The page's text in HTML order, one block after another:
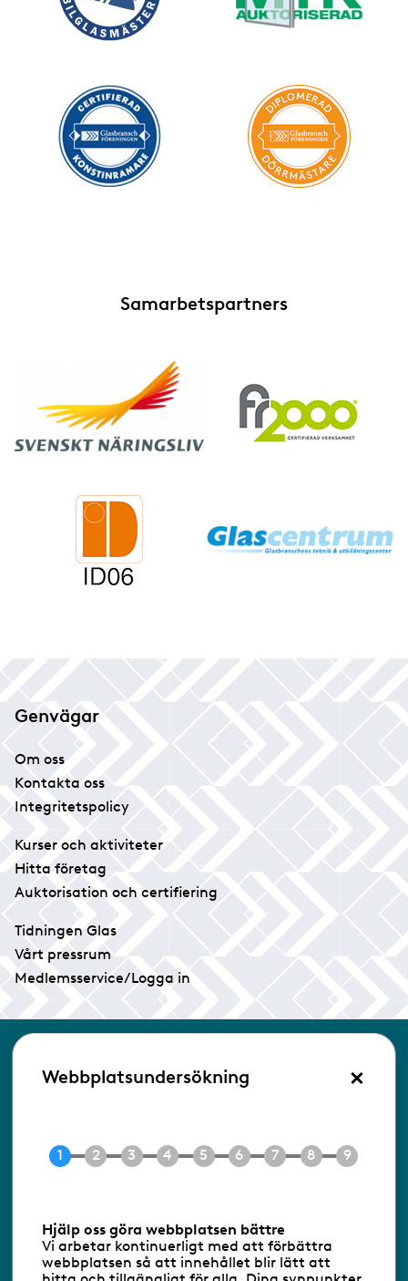
Samarbetspartners
Genvägar
Om oss
Kontakta oss
Integritetspolicy
Kurser och aktiviteter
Hitta företag
Auktorisation och certifiering
Tidningen Glas
Vårt pressrum
Medlemsservice/Logga in
Kontakta oss
Glasbranschföreningen
Besöksadress:
Tel 08-453 90 70
E-postinfo@gbf.se
Webbplatsundersökning ×
Hjälp oss göra webbplatsen bättre
Vi arbetar kontinuerligt med att förbättra
webbplatsen så att innehållet blir lätt att